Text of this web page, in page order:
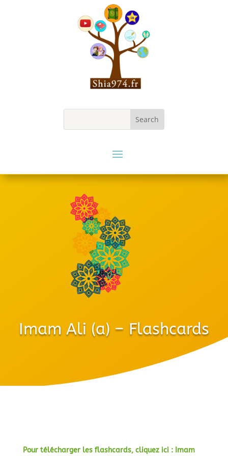
Imam Ali (a) – Flashcards
Pour télécharger les flashcards, cliquez ici : Imam